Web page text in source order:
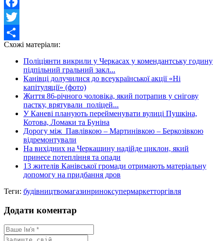
Facebook
Twitter
Share
Схожі матеріали:
Поліціянти викрили у Черкасах у комендантську годину
підпільний гральний закл...
Канівці долучилися до всеукраїнської акції «Ні
капітуляції» (фото)
Життя 86-річного чоловіка, який потрапив у снігову
пастку, врятували поліцей...
У Каневі планують перейменувати вулиці Пушкіна,
Котова, Ломаки та Буніна
Дорогу між Павлівкою – Мартинівкою – Беркозівкою
відремонтували
На вихідних на Черкащину надійде циклон, який
принесе потепління та опади
13 жителів Канівської громади отримають матеріальну
допомогу на придбання дров
Теги: будівництвомагазинриноксупермаркетторгівля
Додати коментар